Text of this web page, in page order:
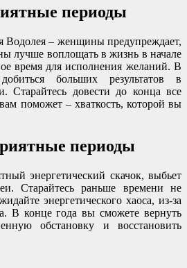
периоды
Водолея – женщины предупреждает,
лучше воплощать в жизнь в начале
время для исполнения желаний. В
больших результатов в
Старайтесь довести до конца все
поможет – хваткость, которой вы
периоды
энергетический скачок, выбьет
Старайтесь раньше времени не
энергетического хаоса, из-за
В конце года вы сможете вернуть
обстановку и восстановить